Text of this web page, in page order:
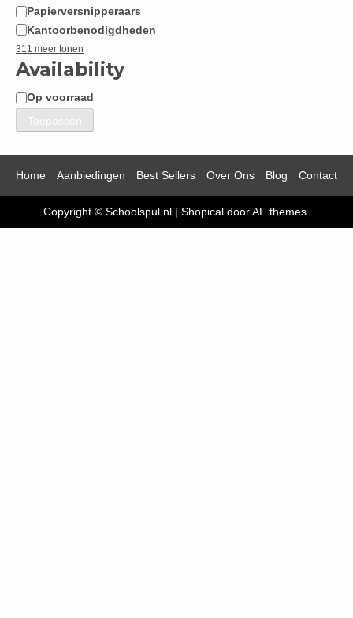
Papierversnipperaars
Kantoorbenodigdheden
311 meer tonen
Availability
Beschikbaarheid
Op voorraad
Toepassen
Home Aanbiedingen Best Sellers Over Ons Blog Contact
Copyright © Schoolspul.nl | Shopical door AF themes.